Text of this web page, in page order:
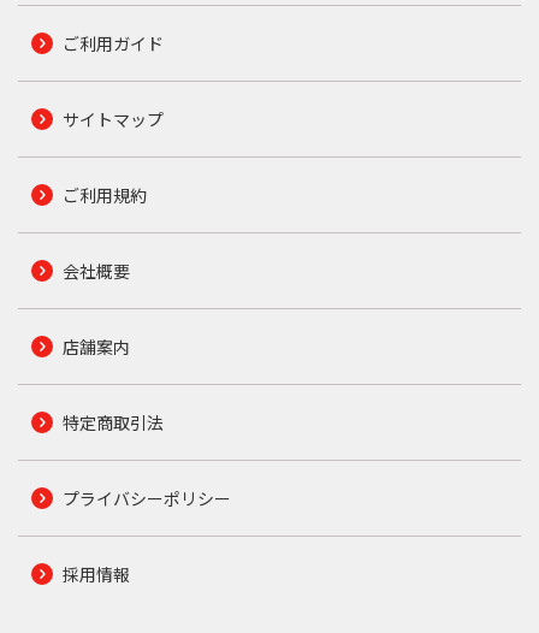
ご利用ガイド
サイトマップ
ご利用規約
会社概要
店舗案内
特定商取引法
プライバシーポリシー
採用情報